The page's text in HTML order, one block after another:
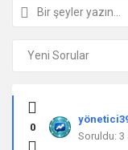
Kullanıcı
Yorumları
0
Soruldu: 3